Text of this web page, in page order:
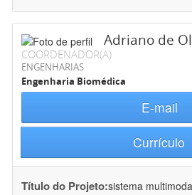
Adriano de
COORDENADOR(A)
ENGENHARIAS
Engenharia Biomédica
E-mail
Currículo
Título do Projeto:sistema